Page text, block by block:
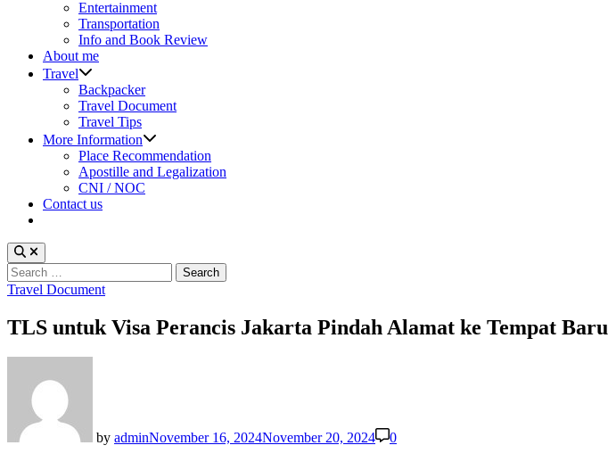
sub
menu
Entertainment
Transportation
Info and Book Review
About me
Travel
sub
menu
Backpacker
Travel Document
Travel Tips
More Information
sub
menu
Place Recommendation
Apostille and Legalization
CNI / NOC
Contact us
Search
for:
Posted
Travel Document
TLS untuk Visa Perancis Jakarta Pindah Alamat ke Tempat Baru
by adminNovember 16, 2024November 20, 2024 0